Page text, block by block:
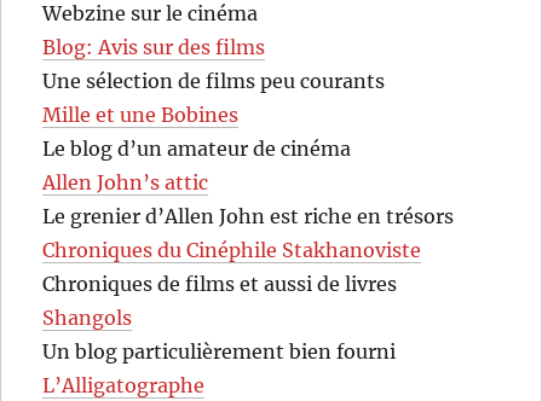
Webzine sur le cinéma
Blog: Avis sur des films
Une sélection de films peu courants
Mille et une Bobines
Le blog d’un amateur de cinéma
Allen John’s attic
Le grenier d’Allen John est riche en trésors
Chroniques du Cinéphile Stakhanoviste
Chroniques de films et aussi de livres
Shangols
Un blog particulièrement bien fourni
L’Alligatographe